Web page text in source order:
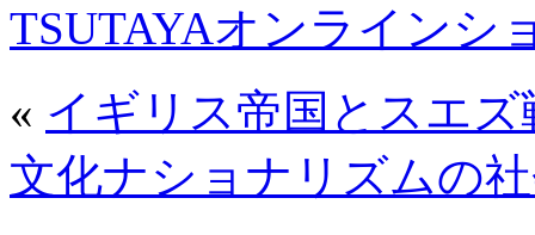
TSUTAYAオンラインシ
« イギリス帝国とスエズ
文化ナショナリズムの